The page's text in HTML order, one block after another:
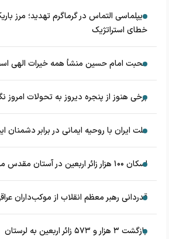
دیپلماسی التماس در گرماگرم تهدید؛ مرز
خطای استراتژیک
محبت امام حسین منشأ همه خیرات الهی
برخی هنوز از پنجره دیروز به تحولات امروز
ملت ایران با روحیه ایمانی در برابر دشمنان
اسکان ۱۰۰ هزار زائر اربعین در آستان مقدس مسجد جمکران
قدردانی رهبر معظم انقلاب از موکب‌داران
بازگشت ۳ هزار و ۵۷۳ زائر اربعین به لرستان